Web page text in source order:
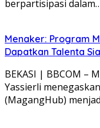
berpartisipasi
Menaker: Program
Dapatkan Talenta
BEKASI | BBCOM –
Yassierli
(MagangHub)